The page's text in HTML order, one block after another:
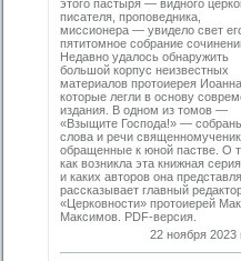
этого пастыря — видного
писателя, проповедника,
миссионера — увидело свет
пятитомное собрание
Недавно удалось обнаружить
большой корпус неизвестных
материалов протоиерея Иоанна,
которые легли в основу
издания. В одном из томов —
«Взыщите Господа!» —
cлова и речи
обращенные к юной пастве. О
как возникла эта книжная серия
и каких авторов она
рассказывает главный
«Церковности» протоиерей
Максимов. PDF-версия.
22 ноября 2023